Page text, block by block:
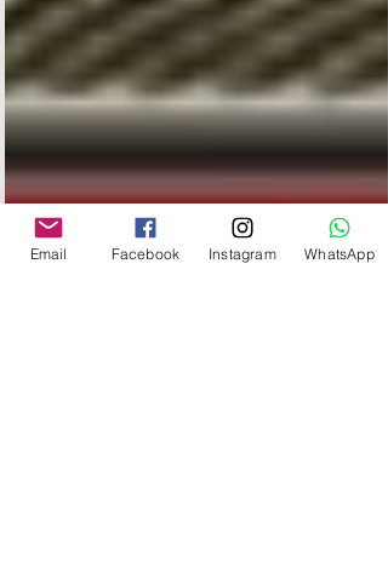
Email Facebook Instagram WhatsApp